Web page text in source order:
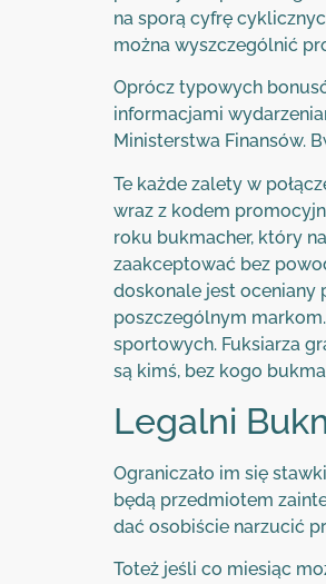
na sporą cyfrę
można wyszczególnić
Oprócz typowych
informacjami
Ministerstwa Finansów.
Te każde zalety w
wraz z kodem
roku bukmacher, który
zaakceptować bez
doskonale jest oceniany
poszczególnym
sportowych. Fuksiarza
są kimś, bez kogo
Legalni
Ograniczało im się
będą przedmiotem
dać osobiście narzucić
Toteż jeśli co miesiąc